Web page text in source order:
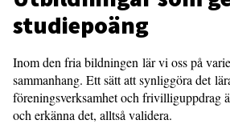
studiepoäng
Inom den fria bildningen lär vi oss på
sammanhang. Ett sätt att synliggöra det
föreningsverksamhet och frivilliguppdrag
och erkänna det, alltså validera.